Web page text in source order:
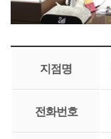
지점명
전화번호